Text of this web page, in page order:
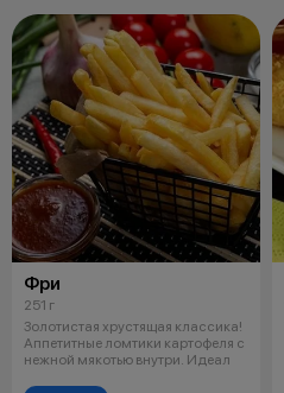
Фри
251 г
Золотистая хрустящая классика!
Аппетитные ломтики картофеля с
нежной мякотью внутри. Идеал